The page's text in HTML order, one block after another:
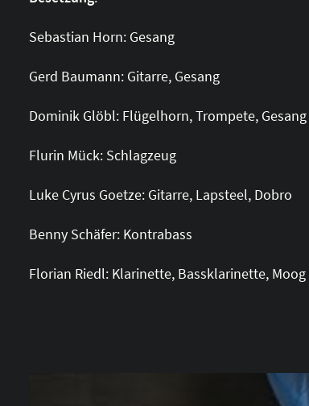
Sebastian Horn: Gesang
Gerd Baumann: Gitarre, Gesang
Dominik Glöbl: Flügelhorn, Trompete, Gesang
Flurin Mück: Schlagzeug
Luke Cyrus Goetze: Gitarre, Lapsteel, Dobro
Benny Schäfer: Kontrabass
Florian Riedl: Klarinette, Bassklarinette, Moog